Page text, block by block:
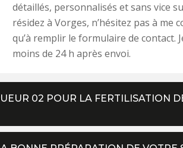
détaillés, personnalisés et sans vice
résidez à Vorges, n’hésitez pas à me
qu’à remplir le formulaire de contact.
moins de 24 h après envoi.
02 POUR LA FERTILISATION